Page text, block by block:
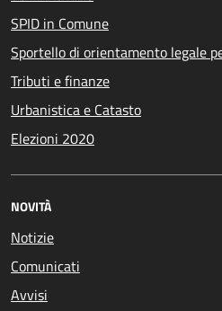
SPID in Comune
Sportello di orientamento legale
Tributi e finanze
Urbanistica e Catasto
Elezioni 2020
NOVITÀ
Notizie
Comunicati
Avvisi